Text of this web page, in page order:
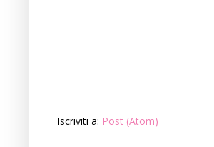
Iscriviti a: Post (Atom)